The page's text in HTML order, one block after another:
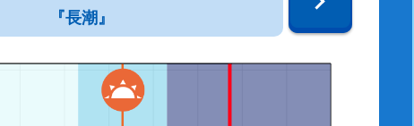
『長潮』